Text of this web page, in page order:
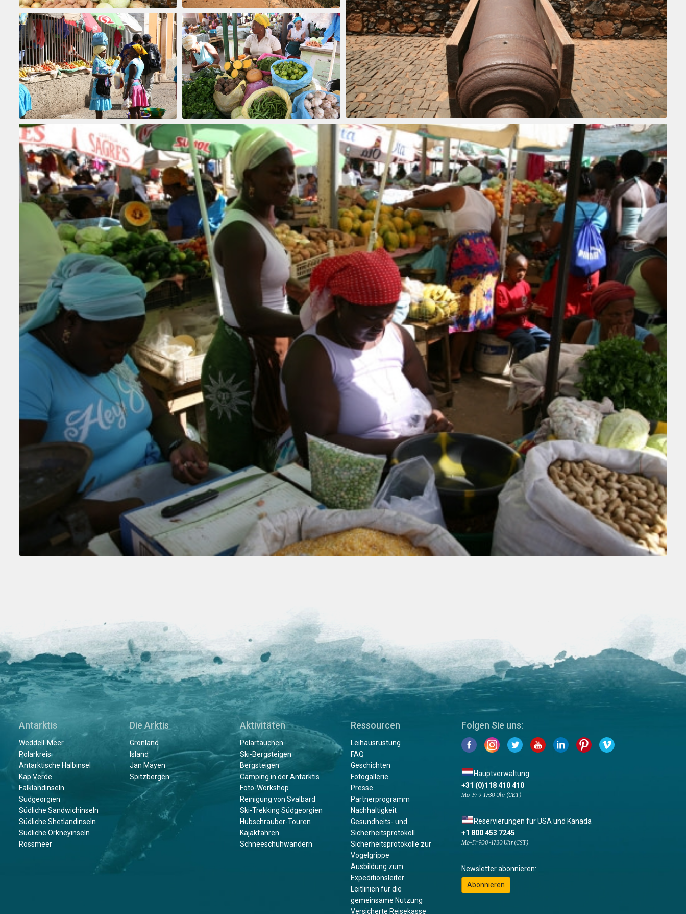
Antarktis
Weddell-Meer
Polarkreis
Antarktische Halbinsel
Kap Verde
Falklandinseln
Südgeorgien
Südliche Sandwichinseln
Südliche Shetlandinseln
Südliche Orkneyinseln
Rossmeer
Die Arktis
Grönland
Island
Jan Mayen
Spitzbergen
Aktivitäten
Polartauchen
Ski-Bergsteigen
Bergsteigen
Camping in der Antarktis
Foto-Workshop
Reinigung von Svalbard
Ski-Trekking Südgeorgien
Hubschrauber-Touren
Kajakfahren
Schneeschuhwandern
Ressourcen
Leihausrüstung
FAQ
Geschichten
Fotogallerie
Presse
Partnerprogramm
Nachhaltigkeit
Gesundheits- und
Sicherheitsprotokoll
Sicherheitsprotokolle zur
Vogelgrippe
Ausbildung zum
Expeditionsleiter
Leitlinien für die
gemeinsame Nutzung
Versicherte Reisekasse
Folgen Sie uns:
Hauptverwaltung
+31 (0)118 410 410
Mo-Fr 9-17:30 Uhr (CET)
Reservierungen für USA und Kanada
+1 800 453 7245
Mo-Fr 9.00-17.30 Uhr (CST)
Newsletter abonnieren:
Abonnieren